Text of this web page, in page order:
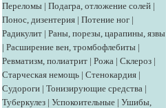
Переломы | Подагра, отложение солей |
Понос, дизентерия | Потение ног |
Радикулит | Раны, порезы, царапины, язвы
| Расширение вен, тромбофлебиты |
Ревматизм, полиатрит | Рожа | Склероз |
Старческая немощь | Стенокардия |
Судороги | Тонизирующие средства |
Туберкулез | Успокоительные | Ушибы,